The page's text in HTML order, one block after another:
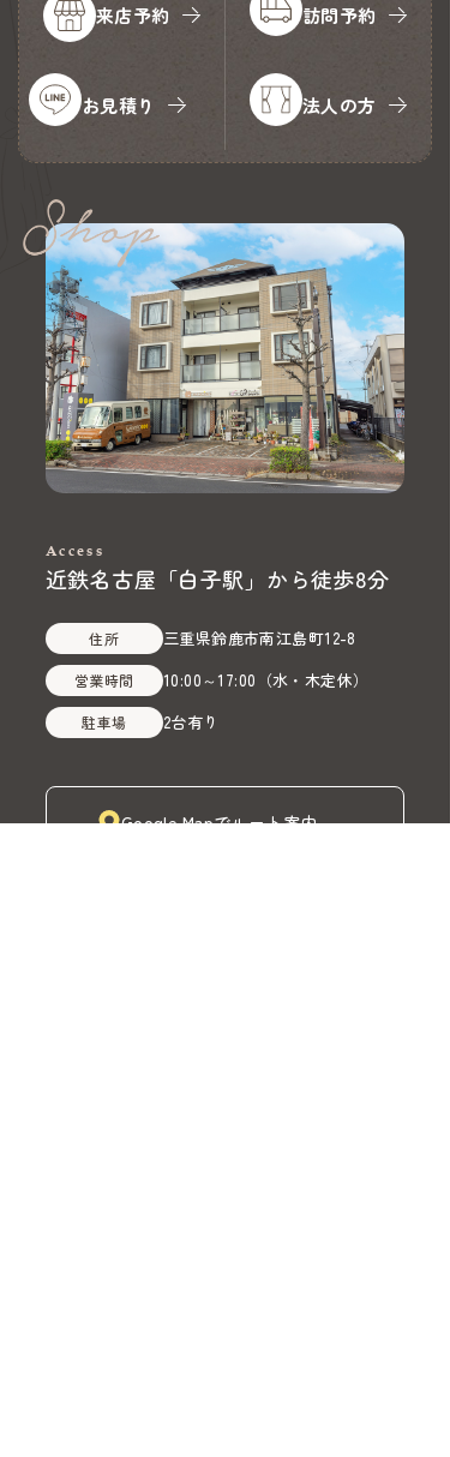
来店予約 訪問予約
お見積り 法人の方
Access
近鉄名古屋「白子駅」から徒歩8分
住所 三重県鈴鹿市南江島町12-8
営業時間 10:00～17:00 （水・木定休）
駐車場 2台有り
Google Mapでルート案内